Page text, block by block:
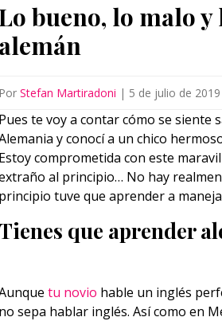
bueno, lo malo
alemán
Por Stefan Martiradoni | 5 de julio de 2019
Pues te voy a contar cómo se
y conocí a un chico
Estoy comprometida con este
al principio… No hay
principio tuve que aprender a
que aprender
tu novio hable un inglés
no sepa hablar inglés. Así como en